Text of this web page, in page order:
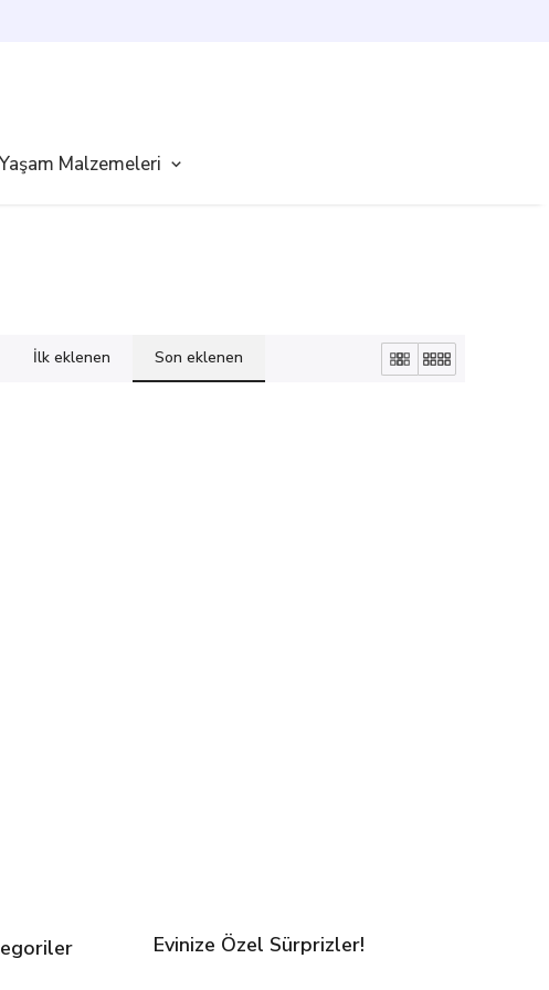
Malzemeleri
İlk eklenen Son eklenen
Evinize Özel Sürprizler!